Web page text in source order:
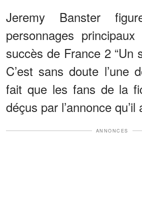
Jeremy Banster
personnages
succès de France 2 “Un
C’est sans doute l’une
fait que les fans de la
déçus par l’annonce
ANNONCES